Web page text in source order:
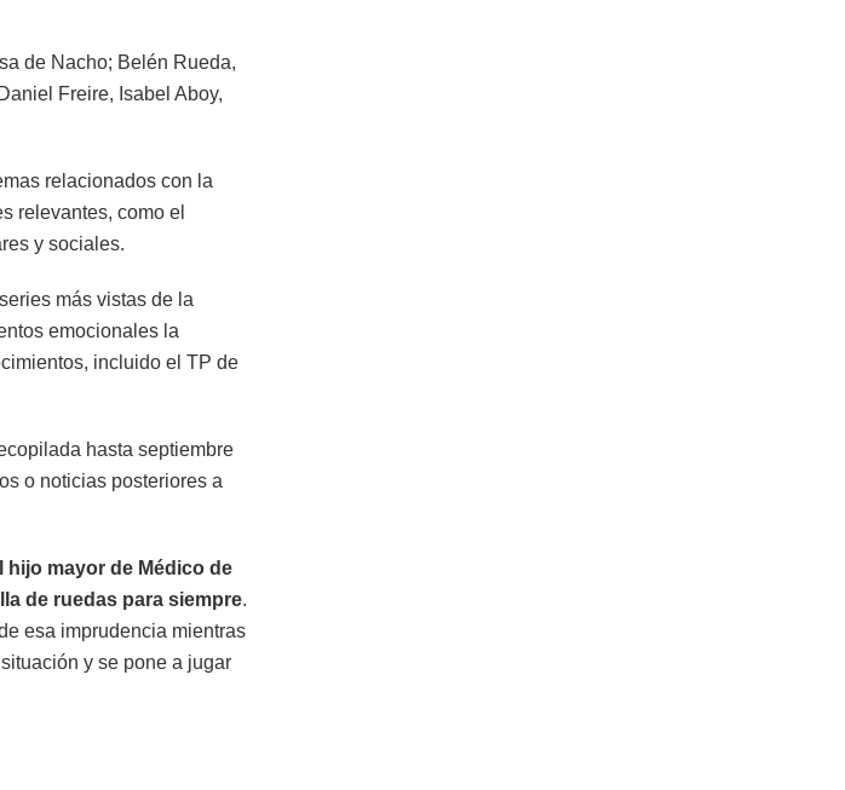
de Nacho; Belén Rueda,
Freire, Isabel Aboy,
relacionados con la
relevantes, como el
y sociales.
más vistas de la
emocionales la
incluido el TP de
hasta septiembre
o noticias posteriores a
hijo mayor de Médico de
de ruedas para siempre.
esa imprudencia mientras
y se pone a jugar